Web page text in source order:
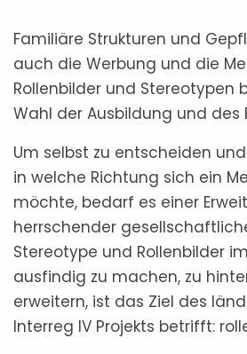
Familiäre Strukturen und
auch die Werbung und die
Rollenbilder und Stereotypen
Wahl der Ausbildung und des
Um selbst zu entscheiden
in welche Richtung sich ein
möchte, bedarf es einer
herrsch­ender
Stereo­type und Rollenbilder
aus­findig zu machen, zu
er­wei­tern, ist das Ziel des
Interreg IV Projekts betrifft: